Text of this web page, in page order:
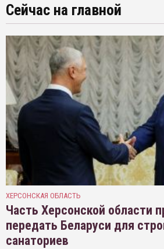
Сейчас на главной
ХЕРСОНСКАЯ ОБЛАСТЬ
Часть Херсонской области
передать Беларуси для
санаториев